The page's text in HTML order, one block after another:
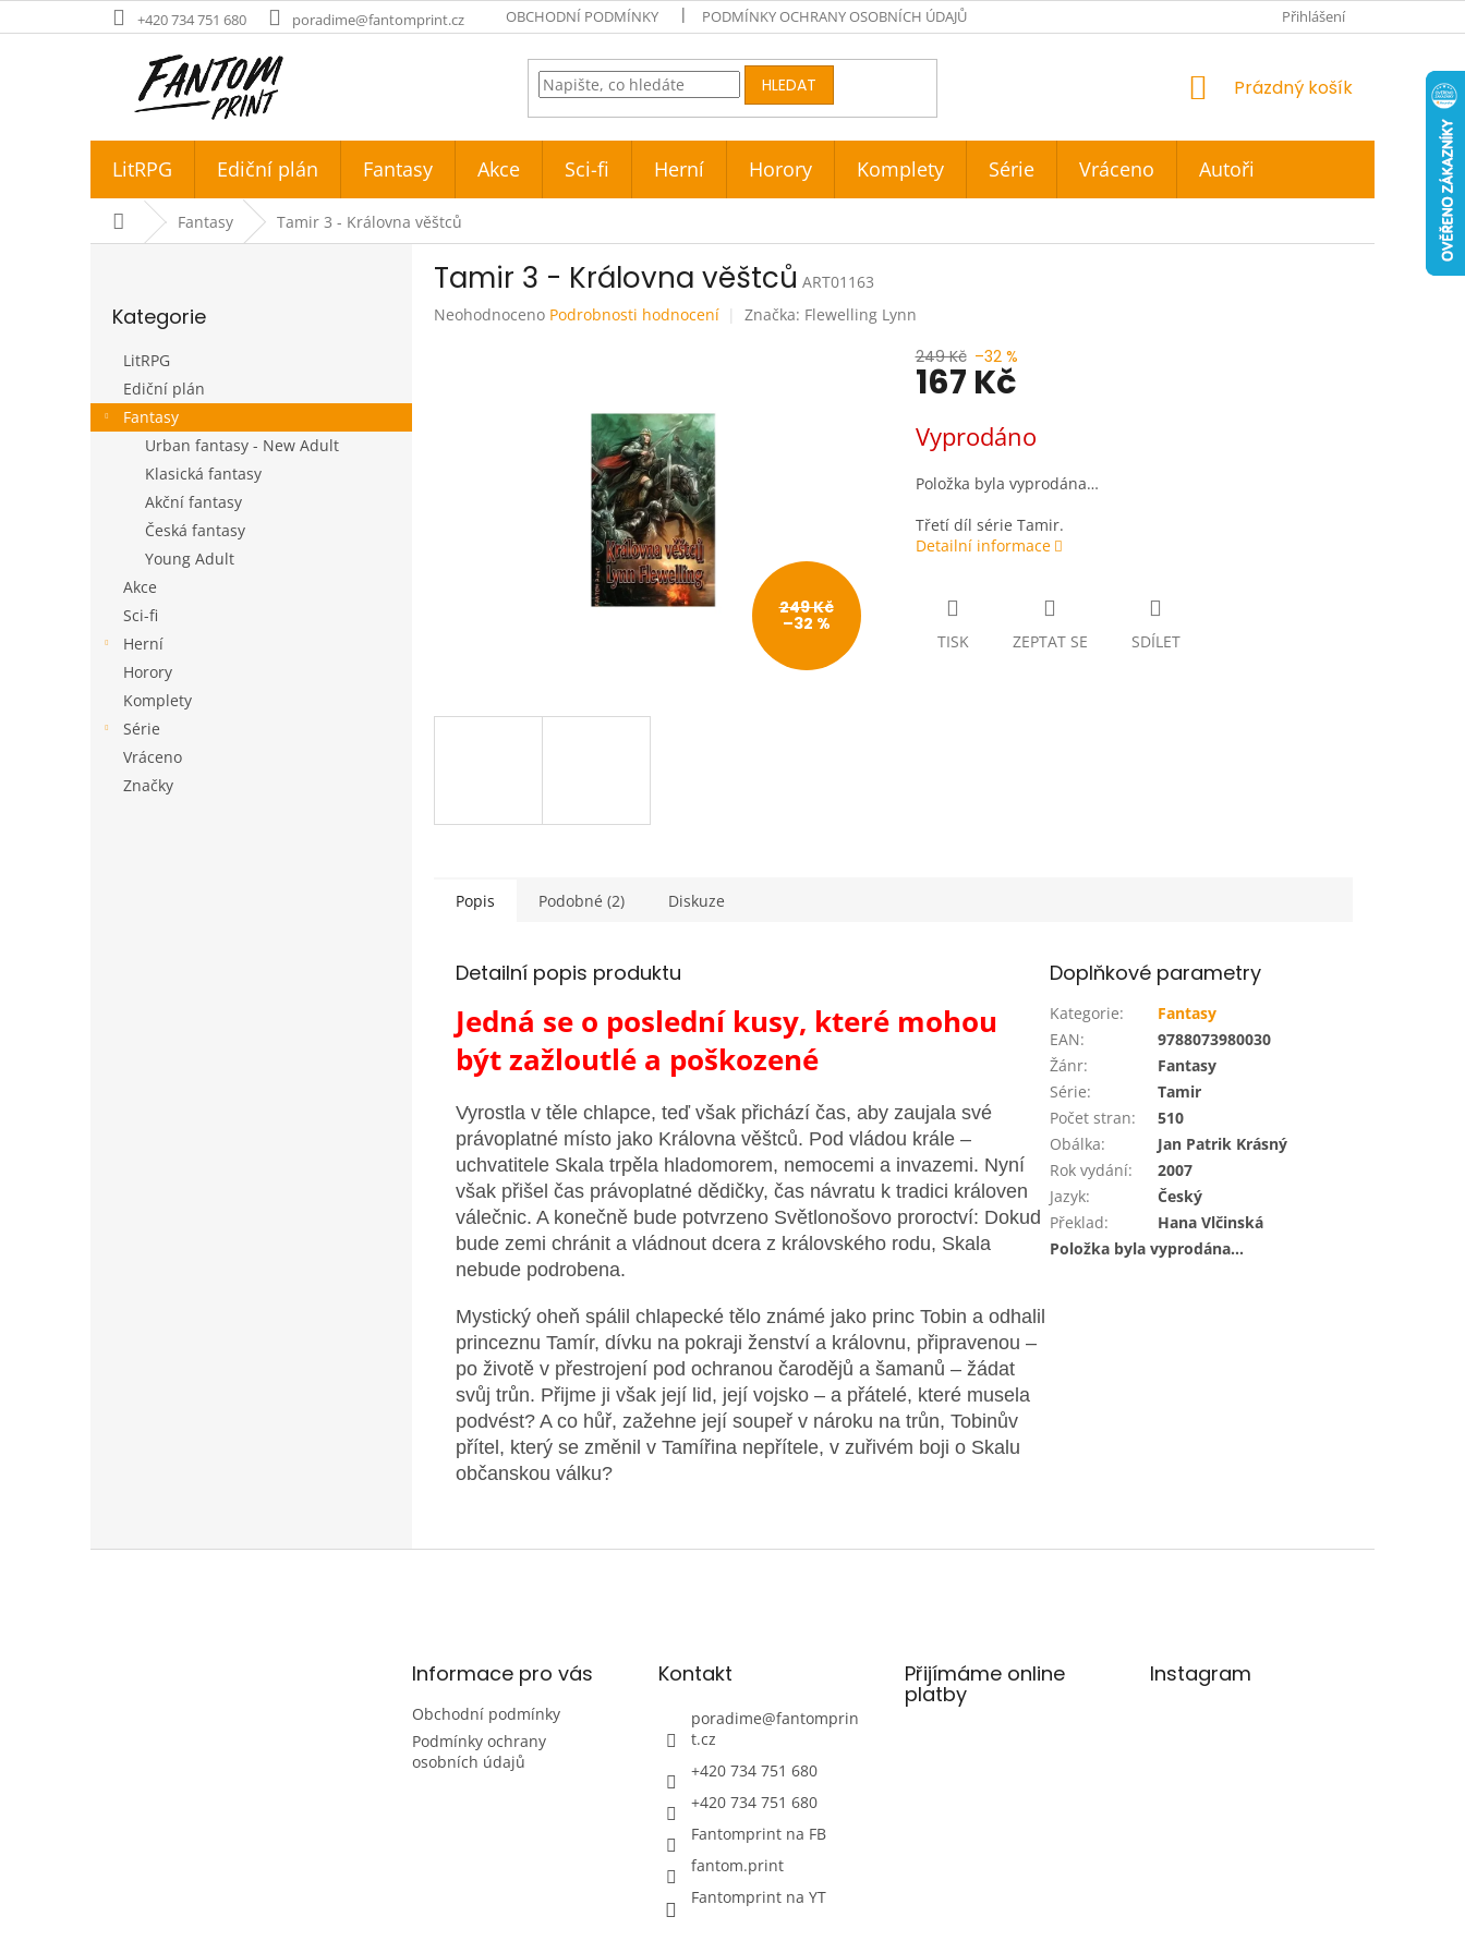
na
+420 734 751 680 poradime@fantomprint.cz OBCHODNÍ PODMÍNKY PODMÍNKY OCHRANY OSOBNÍCH ÚDAJŮ Přihlášení
HLEDAT
NÁKUPNÍ
Prázdný košík
LitRPG Ediční plán Fantasy Akce Sci-fi Herní Horory Komplety Série Vráceno Autoři
Domů Fantasy Tamir 3 - Královna věštců
n
kategorie
Kategorie
LitRPG
Ediční plán
Fantasy
Urban fantasy - New Adult
Klasická fantasy
Akční fantasy
Česká fantasy
Young Adult
Akce
Sci-fi
Herní
Horory
Komplety
Série
Vráceno
Značky
Tamir 3 - Královna věštců ART01163
Průměrné
Neohodnoceno Podrobnosti hodnocení Značka: Flewelling Lynn
249 Kč
–32 %
249 Kč –32 %
167 Kč
cena:
Vyprodáno
Položka byla vyprodána…
Třetí díl série Tamir.
Detailní informace
TISK ZEPTAT SE SDÍLET
Popis Podobné (2) Diskuze
Detailní popis produktu
Jedná se o poslední kusy, které mohou
být zažloutlé a poškozené
Vyrostla v těle chlapce, teď však přichází čas, aby zaujala své
právoplatné místo jako Královna věštců. Pod vládou krále –
uchvatitele Skala trpěla hladomorem, nemocemi a invazemi. Nyní
však přišel čas právoplatné dědičky, čas návratu k tradici královen
válečnic. A konečně bude potvrzeno Světlonošovo proroctví: Dokud
bude zemi chránit a vládnout dcera z královského rodu, Skala
nebude podrobena.
Mystický oheň spálil chlapecké tělo známé jako princ Tobin a odhalil
princeznu Tamír, dívku na pokraji ženství a královnu, připravenou –
po životě v přestrojení pod ochranou čarodějů a šamanů – žádat
svůj trůn. Přijme ji však její lid, její vojsko – a přátelé, které musela
podvést? A co hůř, zažehne její soupeř v nároku na trůn, Tobinův
přítel, který se změnil v Tamířina nepřítele, v zuřivém boji o Skalu
občanskou válku?
Doplňkové parametry
Kategorie:
Fantasy
EAN:
9788073980030
Žánr:
Fantasy
Série:
Tamir
Počet stran:
510
Obálka:
Jan Patrik Krásný
Rok vydání:
2007
Jazyk:
Český
Překlad:
Hana Vlčinská
Položka byla vyprodána…
Informace pro vás
Obchodní podmínky
Podmínky ochrany
osobních údajů
Kontakt
poradime@fantomprin
t.cz
+420 734 751 680
+420 734 751 680
Fantomprint na FB
fantom.print
Fantomprint na YT
Přijímáme online
platby
Instagram